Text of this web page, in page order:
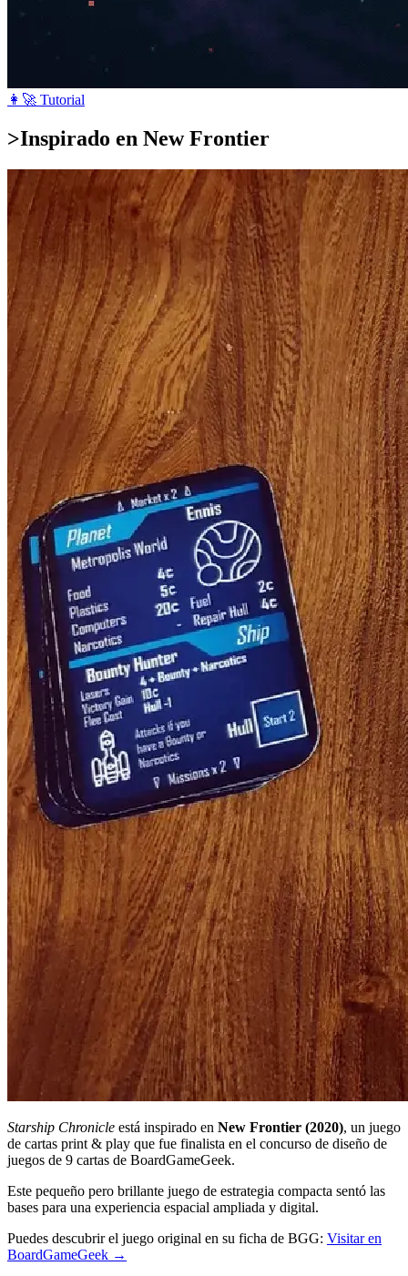
👩‍🚀 Tutorial
>Inspirado en New Frontier
Starship Chronicle está inspirado en New Frontier (2020), un juego
de cartas print & play que fue finalista en el concurso de diseño de
juegos de 9 cartas de BoardGameGeek.
Este pequeño pero brillante juego de estrategia compacta sentó las
bases para una experiencia espacial ampliada y digital.
Puedes descubrir el juego original en su ficha de BGG: Visitar en
BoardGameGeek →